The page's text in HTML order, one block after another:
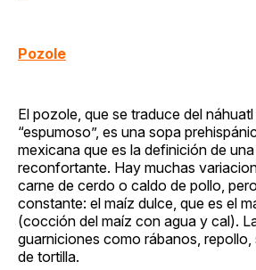
Pozole
El pozole, que se traduce del
“espumoso”, es una sopa
mexicana que es la definición de
reconfortante. Hay muchas
carne de cerdo o caldo de pollo,
constante: el maíz dulce, que es el
(cocción del maíz con agua y cal).
guarniciones como rábanos, repollo,
de tortilla.